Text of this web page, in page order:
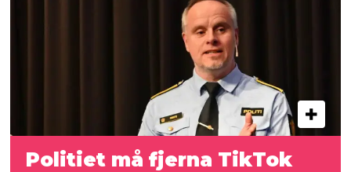
Politiet må fjerna TikTok